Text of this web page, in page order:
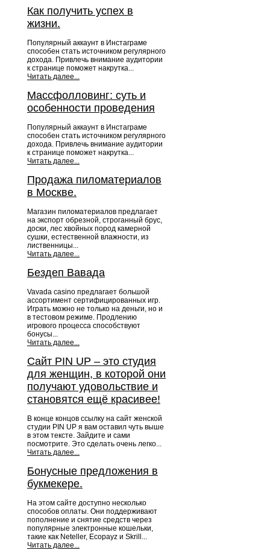
Как получить успех в
жизни.
Популярный аккаунт в Инстаграме
способен стать источником регулярного
дохода. Привлечь внимание аудитории
к странице поможет накрутка...
Читать далее...
Массфолловинг: суть и
особенности проведения
Популярный аккаунт в Инстаграме
способен стать источником регулярного
дохода. Привлечь внимание аудитории
к странице поможет накрутка...
Читать далее...
Продажа пиломатериалов
в Москве.
Магазин пиломатериалов предлагает
на экспорт обрезной, строганный брус,
доски, лес хвойных пород камерной
сушки, естественной влажности, из
лиственницы...
Читать далее...
Бездеп Вавада
Vavada casino предлагает большой
ассортимент сертифицированных игр.
Играть можно не только на деньги, но и
в тестовом режиме. Продлению
игрового процесса способствуют
бонусы...
Читать далее...
Сайт PIN UP – это студия
для женщин, в которой они
получают удовольствие и
становятся ещё красивее!
В конце концов ссылку на сайт женской
студии PIN UP я вам оставил чуть выше
в этом тексте. Зайдите и сами
посмотрите. Это сделать очень легко...
Читать далее...
Бонусные предложения в
букмекере.
На этом сайте доступно несколько
способов оплаты. Они поддерживают
пополнение и снятие средств через
популярные электронные кошельки,
такие как Neteller, Ecopayz и Skrill...
Читать далее...